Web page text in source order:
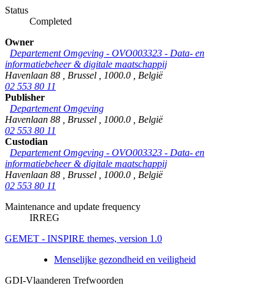
Status
Completed
Owner
Departement Omgeving - OVO003323 - Data- en
informatiebeheer & digitale maatschappij
Havenlaan 88
Brussel 1000.0
België
02 553 80 11
Publisher
Departement Omgeving
Havenlaan 88
Brussel 1000.0
België
02 553 80 11
Custodian
Departement Omgeving - OVO003323 - Data- en
informatiebeheer & digitale maatschappij
Havenlaan 88
Brussel 1000.0
België
02 553 80 11
Maintenance and update frequency
IRREG
GEMET - INSPIRE themes, version 1.0
Menselijke gezondheid en veiligheid
GDI-Vlaanderen Trefwoorden